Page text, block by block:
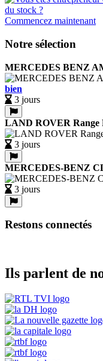
Commencez maintenant
Notre sélection
MERCEDES BENZ
bien
3 jours
LAND ROVER Range
3 jours
MERCEDES-BENZ
3 jours
Restons connectés
Ils parlent de